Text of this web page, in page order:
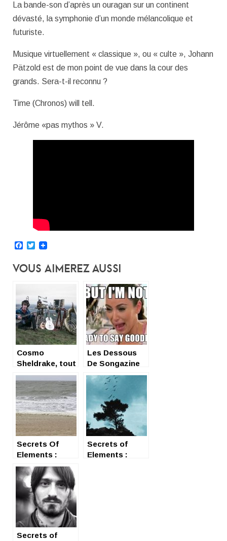
La bande-son d’après un ouragan sur un continent
dévasté, la symphonie d’un monde mélancolique et
futuriste.
Musique virtuellement « classique », ou « culte », Johann
Pätzold est de mon point de vue dans la cour des
grands. Sera-t-il reconnu ?
Time (Chronos) will tell.
Jérôme «pas mythos » V.
Facebook
Twitter
Vous Aimerez Aussi
Cosmo
Sheldrake, tout
droit dans le
cosmos
Les Dessous
De Songazine
(Top Secret)
Secrets Of
Elements :
Odesea EP
Secrets of
Elements :
Secrets of